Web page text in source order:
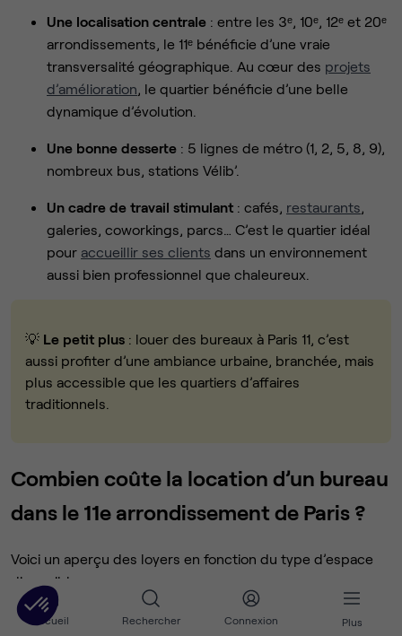
Accueil Rechercher Connexion Plus
Une localisation centrale : entre les 3ᵉ, 10ᵉ, 12ᵉ et 20ᵉ
arrondissements, le 11ᵉ bénéficie d’une vraie
transversalité géographique. Au cœur des projets
d’amélioration , le quartier bénéficie d’une belle
dynamique d’évolution.
Une bonne desserte : 5 lignes de métro (1, 2, 5, 8, 9),
nombreux bus, stations Vélib’.
Un cadre de travail stimulant : cafés, restaurants
galeries, coworkings, parcs… C’est le quartier idéal
pour accueillir ses clients dans un environnement
aussi bien professionnel que chaleureux.
💡 Le petit plus : louer des bureaux à Paris 11, c’est
aussi profiter d’une ambiance urbaine, branchée, mais
plus accessible que les quartiers d’affaires
traditionnels.
Combien coûte la location d’un bureau
dans le 11e arrondissement de Paris ?
Voici un aperçu des loyers en fonction du type d’espace
disponible :
Type d’espace Prix moyen HT / poste / mois